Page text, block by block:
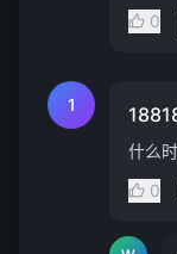
0
1
什么
0